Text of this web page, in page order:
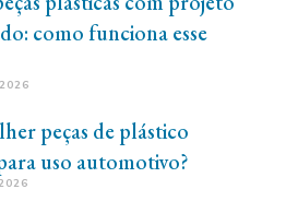
como funciona esse
peças de plástico
uso automotivo?